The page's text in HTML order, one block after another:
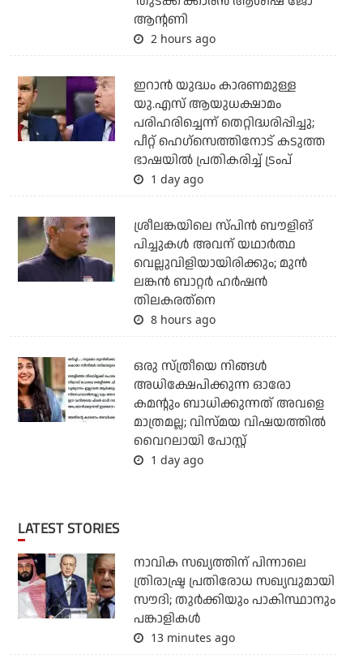
ആന്റണി
2 hours ago
ഇറാന്‍ യുദ്ധം കാരണമുള്ള
യു.എസ് ആയുധക്ഷാമം
പരിഹരിച്ചെന്ന് തെറ്റിദ്ധരിപ്പിച്ചു;
പീറ്റ് ഹെഗ്‌സെത്തിനോട് കടുത്ത
ഭാഷയില്‍ പ്രതികരിച്ച് ട്രംപ്
1 day ago
ശ്രീലങ്കയിലെ സ്പിന്‍ ബൗളിങ്
പിച്ചുകള്‍ അവന് യഥാര്‍ത്ഥ
വെല്ലുവിളിയായിരിക്കും; മുന്‍
ലങ്കന്‍ ബാറ്റര്‍ ഹര്‍ഷന്‍
തിലകരത്‌നെ
8 hours ago
ഒരു സ്ത്രീയെ നിങ്ങള്‍
അധിക്ഷേപിക്കുന്ന ഓരോ
കമന്റും ബാധിക്കുന്നത് അവളെ
മാത്രമല്ല; വിസ്മയ വിഷയത്തില്‍
വൈറലായി പോസ്റ്റ്
1 day ago
LATEST STORIES
നാവിക സഖ്യത്തിന് പിന്നാലെ
ത്രിരാഷ്ട്ര പ്രതിരോധ സഖ്യവുമായി
സൗദി; തുര്‍ക്കിയും പാകിസ്ഥാനും
പങ്കാളികള്‍
13 minutes ago